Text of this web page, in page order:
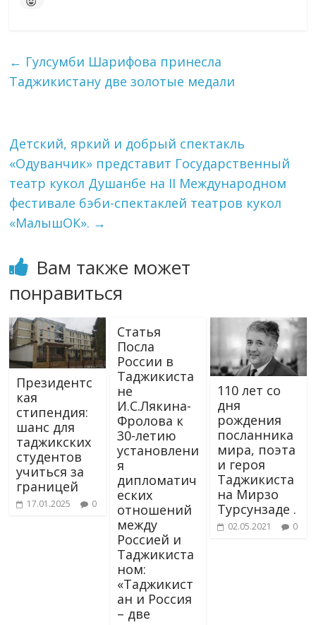
← Гулсумби Шарифова принесла
Таджикистану две золотые медали
Детский, яркий и добрый спектакль
«Одуванчик» представит Государственный
театр кукол Душанбе на II Международном
фестивале бэби-спектаклей театров кукол
«МалышОК». →
Вам также может
понравиться
Президентс
кая
стипендия:
шанс для
таджикских
студентов
учиться за
границей
17.01.2025 0
Статья
Посла
России в
Таджикиста
не
И.С.Лякина-
Фролова к
30-летию
установлени
я
дипломатич
еских
отношений
между
Россией и
Таджикиста
ном:
«Таджикист
ан и Россия
– две
110 лет со
дня
рождения
посланника
мира, поэта
и героя
Таджикиста
на Мирзо
Турсунзаде .
02.05.2021 0